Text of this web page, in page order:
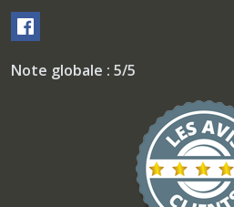
Note globale : 5/5